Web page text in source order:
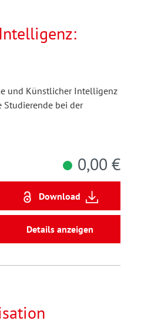
Mentoring
und Künstlicher Intelligenz
Studierende bei der
0,00 €
Download
Details anzeigen